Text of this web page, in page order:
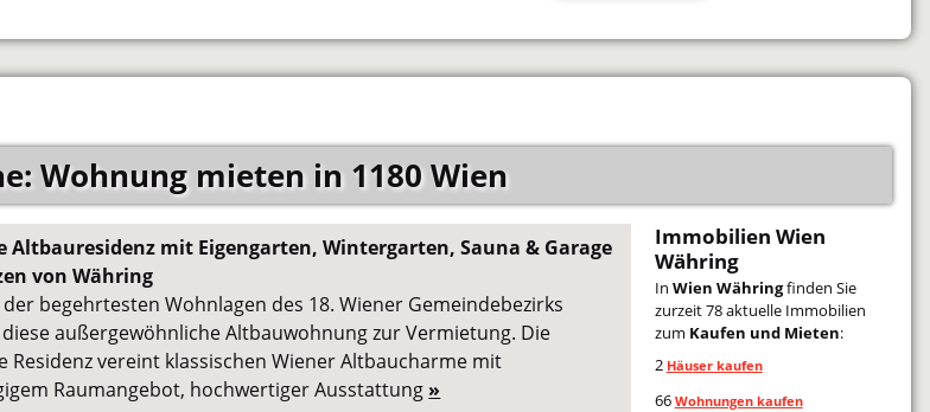
Wohnung mieten in 1180 Wien
Altbauresidenz mit Eigengarten, Wintergarten, Sauna & Garage
von Währing
begehrtesten Wohnlagen des 18. Wiener Gemeindebezirks
außergewöhnliche Altbauwohnung zur Vermietung. Die
Residenz vereint klassischen Wiener Altbaucharme mit
Raumangebot, hochwertiger Ausstattung »
Immobilien Wien
Währing
In Wien Währingfinden Sie
zurzeit 78 aktuelle Immobilien
zum Kaufen und Mieten:
2 Häuser kaufen
66 Wohnungen kaufen